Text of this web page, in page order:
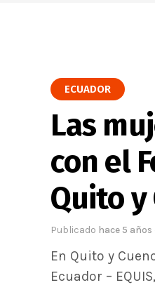
ECUADOR
Las
con el
Quito y
Publicado hace 5 años
En Quito y
Ecuador –